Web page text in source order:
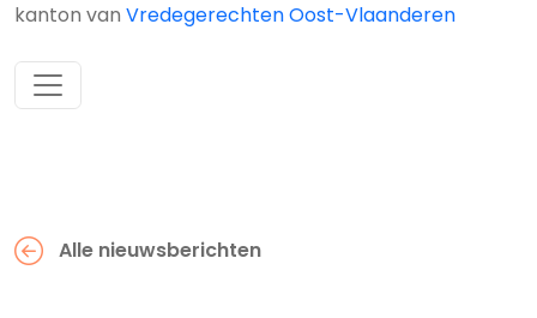
kanton van Vredegerechten Oost-Vlaanderen
Alle nieuwsberichten